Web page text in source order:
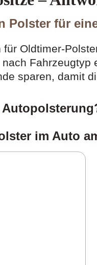
Polster für
Oldtimer-
sparen, damit
im Auto